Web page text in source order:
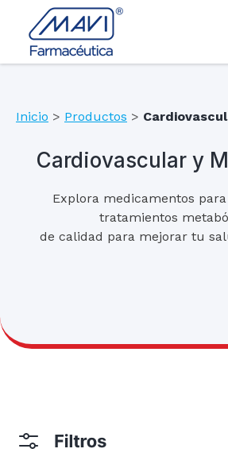
Inicio > Productos >
Cardiovascular y
Explora medicamentos
tratamientos
de calidad para mejorar tu